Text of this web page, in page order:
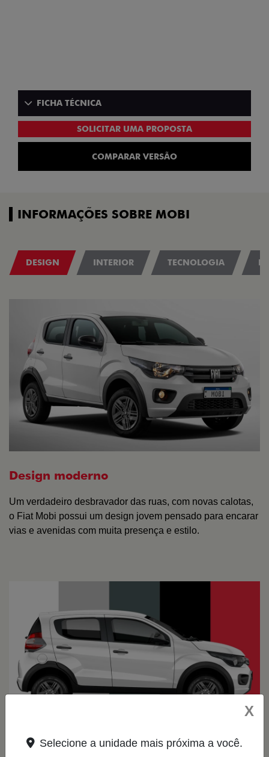
FICHA TÉCNICA
SOLICITAR UMA PROPOSTA
COMPARAR VERSÃO
INFORMAÇÕES SOBRE MOBI
DESIGN INTERIOR TECNOLOGIA
Design moderno
Um verdadeiro desbravador das ruas, com novas calotas,
o Fiat Mobi possui um design jovem pensado para encarar
vias e avenidas com muita presença e estilo.
X
Selecione a unidade mais próxima a você.